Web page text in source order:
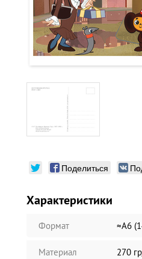
Поделиться
Характеристики
Формат ≈А6
Материал 270